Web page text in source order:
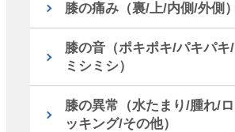
膝の痛み（裏/上/内側/外側）
膝の音（ポキポキ/パキパキ/
ミシミシ）
膝の異常（水たまり/腫れ/ロ
ッキング/その他）